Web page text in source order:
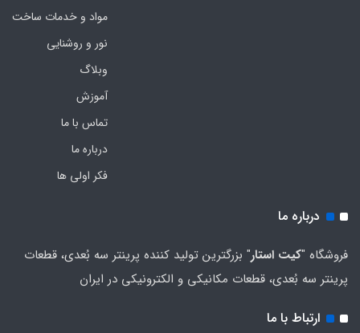
مواد و خدمات ساخت
نور و روشنایی
وبلاگ
آموزش
تماس با ما
درباره ما
فکر اولی ها
درباره ما
فروشگاه "کیت استار" بزرگترین تولید کننده پرینتر سه بُعدی، قطعات
پرینتر سه بُعدی، قطعات مکانیکی و الکترونیکی در ایران
ارتباط با ما